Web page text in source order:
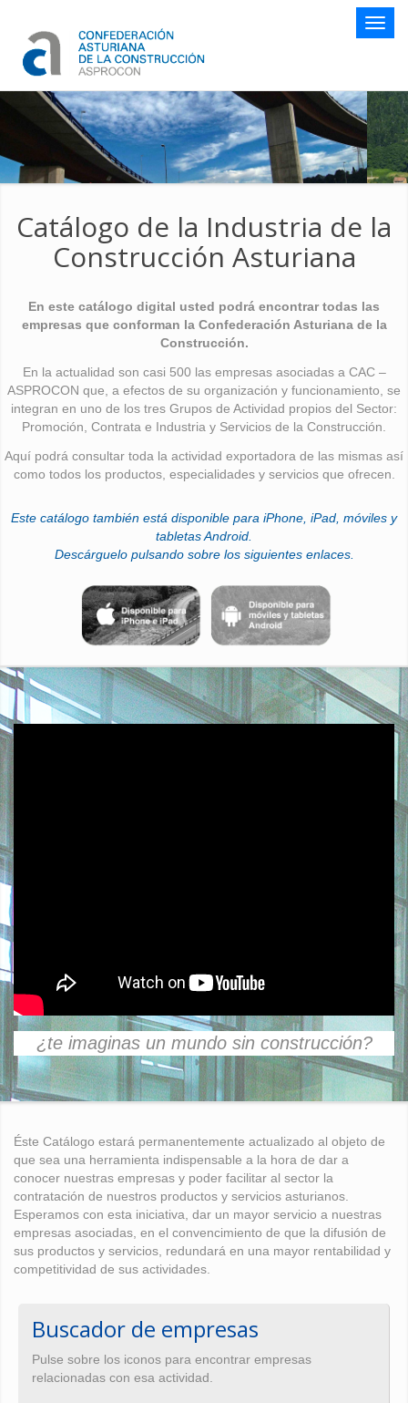
Botón
Catálogo de la Industria de la
Construcción Asturiana
En este catálogo digital usted podrá encontrar todas las
empresas que conforman la Confederación Asturiana de la
Construcción.
En la actualidad son casi 500 las empresas asociadas a CAC –
ASPROCON que, a efectos de su organización y funcionamiento, se
integran en uno de los tres Grupos de Actividad propios del Sector:
Promoción, Contrata e Industria y Servicios de la Construcción.
Aquí podrá consultar toda la actividad exportadora de las mismas así
como todos los productos, especialidades y servicios que ofrecen.
Este catálogo también está disponible para iPhone, iPad, móviles y
tabletas Android.
Descárguelo pulsando sobre los siguientes enlaces.
¿te imaginas un mundo sin construcción?
Éste Catálogo estará permanentemente actualizado al objeto de
que sea una herramienta indispensable a la hora de dar a
conocer nuestras empresas y poder facilitar al sector la
contratación de nuestros productos y servicios asturianos.
Esperamos con esta iniciativa, dar un mayor servicio a nuestras
empresas asociadas, en el convencimiento de que la difusión de
sus productos y servicios, redundará en una mayor rentabilidad y
competitividad de sus actividades.
Buscador de empresas
Pulse sobre los iconos para encontrar empresas
relacionadas con esa actividad.